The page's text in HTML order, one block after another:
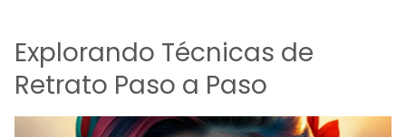
Explorando Técnicas de
Retrato Paso a Paso